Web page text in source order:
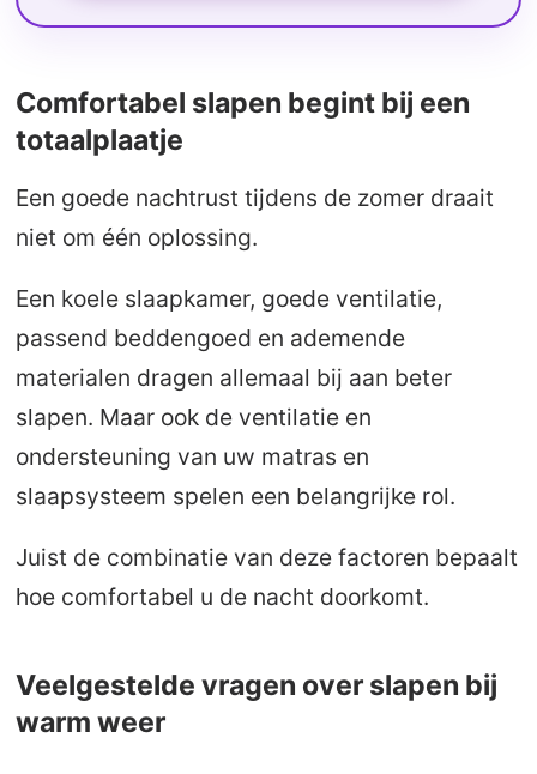
Comfortabel slapen begint bij een
totaalplaatje
Een goede nachtrust tijdens de zomer draait
niet om één oplossing.
Een koele slaapkamer, goede ventilatie,
passend beddengoed en ademende
materialen dragen allemaal bij aan beter
slapen. Maar ook de ventilatie en
ondersteuning van uw matras en
slaapsysteem spelen een belangrijke rol.
Juist de combinatie van deze factoren bepaalt
hoe comfortabel u de nacht doorkomt.
Veelgestelde vragen over slapen bij
warm weer